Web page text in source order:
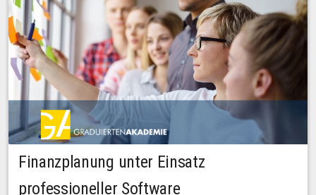
Finanzplanung unter Einsatz
professioneller Software